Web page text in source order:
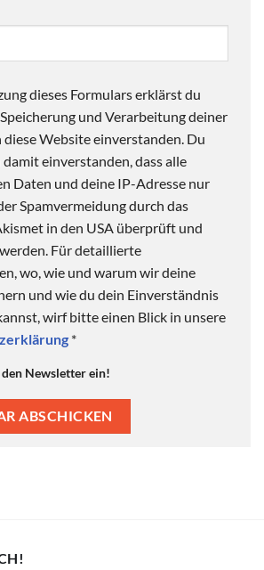
dieses Formulars erklärst du
und Verarbeitung deiner
Website einverstanden. Du
einverstanden, dass alle
Daten und deine IP-Adresse nur
Spamvermeidung durch das
in den USA überprüft und
Für detaillierte
wo, wie und warum wir deine
und wie du dein Einverständnis
wirf bitte einen Blick in unsere
*
Newsletter ein!